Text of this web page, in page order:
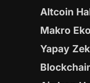
Altcoin
Makro
Yapay